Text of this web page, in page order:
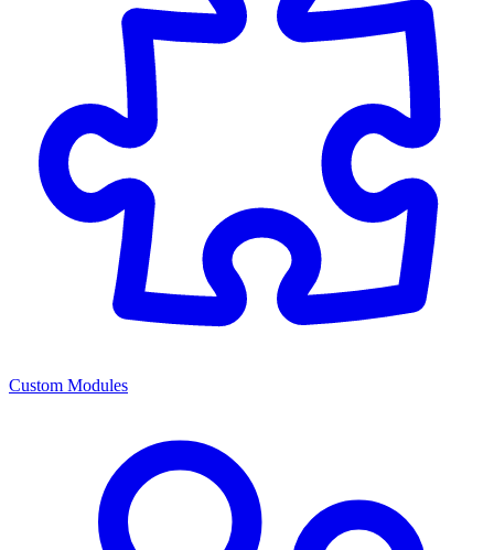
Custom Modules